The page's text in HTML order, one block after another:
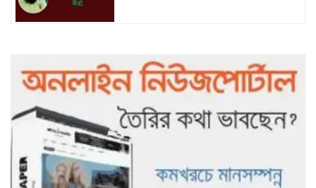
আটকে পড়া ১০ পর্যটককে উদ্ধার করল
পুলিশ ও ফায়ার সার্ভিস
গাছ না কেটে আমাদের পুড়িয়ে মারলে
ভালো হতো’: বন বিভাগের নিষ্ঠুরতায়
নিঃস্ব কৃষক